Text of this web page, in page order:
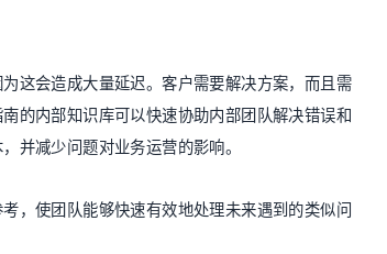
这会造成大量延迟。客户需要解决方案，而且需
的内部知识库可以快速协助内部团队解决错误和
并减少问题对业务运营的影响。
，使团队能够快速有效地处理未来遇到的类似问